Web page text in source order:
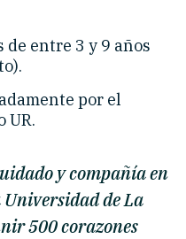
de entre 3 y 9 años
por el
UR.
y compañía en
Universidad de La
500 corazones